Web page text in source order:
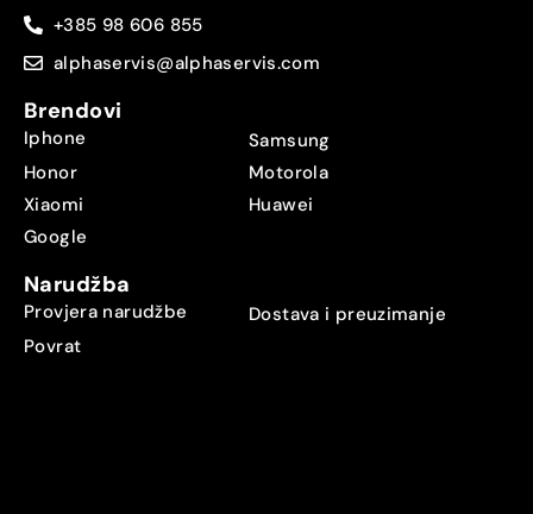
+385 98 606 855
alphaservis@alphaservis.com
Brendovi
Iphone
Samsung
Honor
Motorola
Xiaomi
Huawei
Google
Narudžba
Provjera narudžbe
Dostava i preuzimanje
Povrat